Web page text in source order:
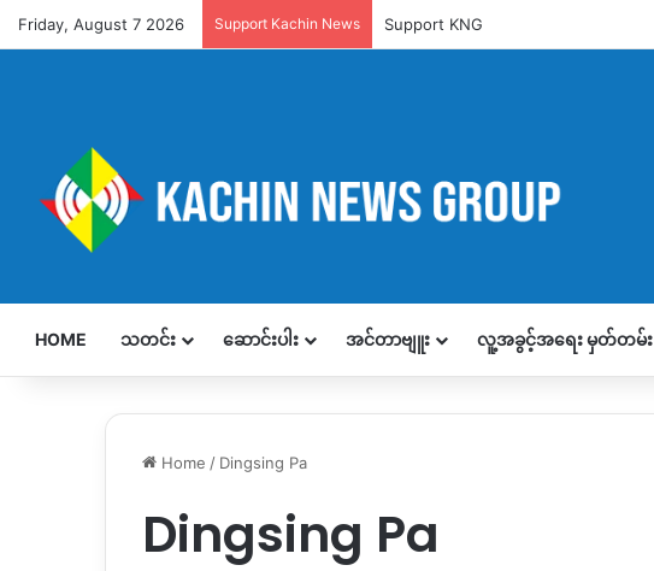
Friday, August 7 2026 Support Kachin News Support KNG
HOME သတင်း ဆောင်းပါး အင်တာဗျူး လူ့အခွင့်အရေး မှတ်တမ်း
Home / Dingsing Pa
Dingsing Pa